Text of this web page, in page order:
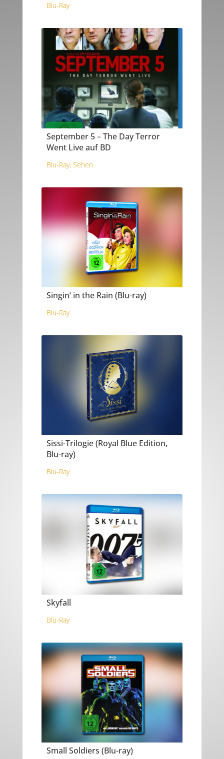
Blu-Ray
September 5 – The Day Terror
Went Live auf BD
Blu-Ray, Sehen
Singin‘ in the Rain (Blu-ray)
Blu-Ray
Sissi-Trilogie (Royal Blue Edition,
Blu-ray)
Blu-Ray
Skyfall
Blu-Ray
Small Soldiers (Blu-ray)